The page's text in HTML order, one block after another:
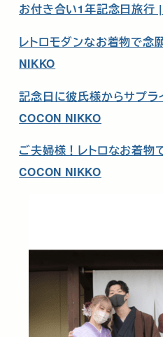
お付き合い1年記念日旅行
レトロモダンなお着物で念
NIKKO
記念日に彼氏様からサプラ
COCON NIKKO
ご夫婦様！レトロなお着物
COCON NIKKO